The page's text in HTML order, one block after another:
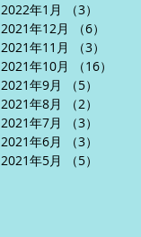
2022年1月
（3）
2021年12月
（6）
2021年11月
（3）
2021年10月
（16）
2021年9月
（5）
2021年8月
（2）
2021年7月
（3）
2021年6月
（3）
2021年5月
（5）